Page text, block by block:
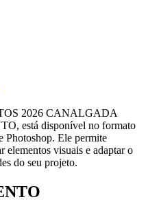
2026 CANALGADA
está disponível no formato
Photoshop. Ele permite
elementos visuais e adaptar o
do seu projeto.